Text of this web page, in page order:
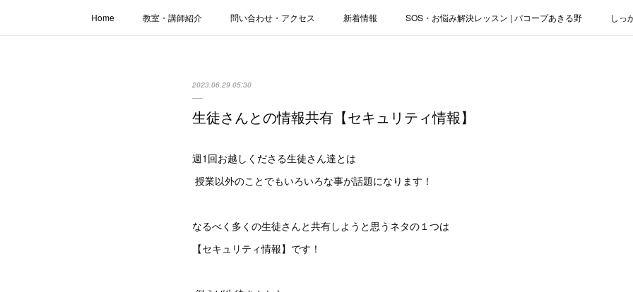
Home 教室・講師紹介 問い合わせ・アクセス 新着情報 SOS・お悩み解決レッスン | パコープあきる野 しっ
2023.06.29 05:30
生徒さんとの情報共有【セキュリティ情報】
週1回お越しくださる生徒さん達とは
授業以外のことでもいろいろな事が話題になります！
なるべく多くの生徒さんと共有しようと思うネタの１つは
【セキュリティ情報】です！